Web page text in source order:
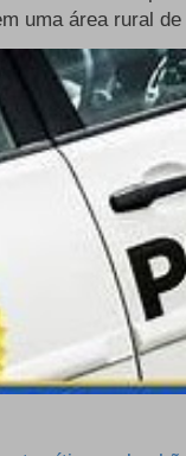
uma área rural